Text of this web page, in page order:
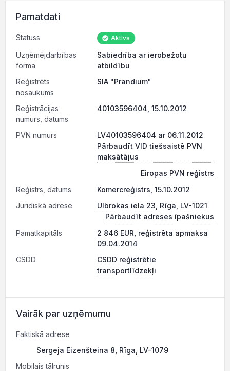
Pamatdati
Statuss Aktīvs
Uzņēmējdarbības
forma
Sabiedrība ar ierobežotu
atbildību
Reģistrēts
nosaukums
SIA "Prandium"
Reģistrācijas
numurs, datums
40103596404, 15.10.2012
PVN numurs
LV40103596404 ar 06.11.2012
Pārbaudīt VID tiešsaistē PVN
maksātājus
Eiropas PVN reģistrs
Reģistrs, datums
Komercreģistrs, 15.10.2012
Juridiskā adrese
Ulbrokas iela 23, Rīga, LV-1021
Pārbaudīt adreses īpašniekus
Pamatkapitāls
2 846 EUR, reģistrēta apmaksa
09.04.2014
CSDD
CSDD reģistrētie
transportlīdzekļi
Vairāk par uzņēmumu
Faktiskā adrese
Sergeja Eizenšteina 8, Rīga, LV-1079
Mobilais tālrunis